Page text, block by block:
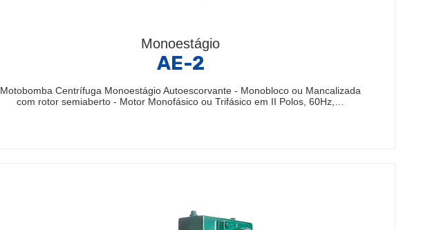
Monoestágio
AE-2
Motobomba Centrífuga Monoestágio Autoescorvante - Monobloco ou Mancalizada
com rotor semiaberto - Motor Monofásico ou Trifásico em II Polos, 60Hz,…